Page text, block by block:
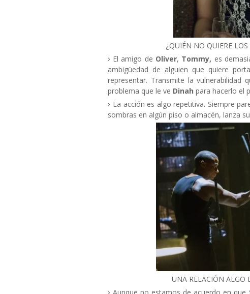
¿QUIÉN NO QUIERE
El amigo de Oliver, Tommy, es
ambigüedad de alguien que quiere
representar. Transmite la vulnerabilidad
problema que le ve Dinah para hacerlo el
La acción es algo repetitiva. Siempre
sombras en algún piso o almacén, lanza
UNA RELACIÓN ALGO